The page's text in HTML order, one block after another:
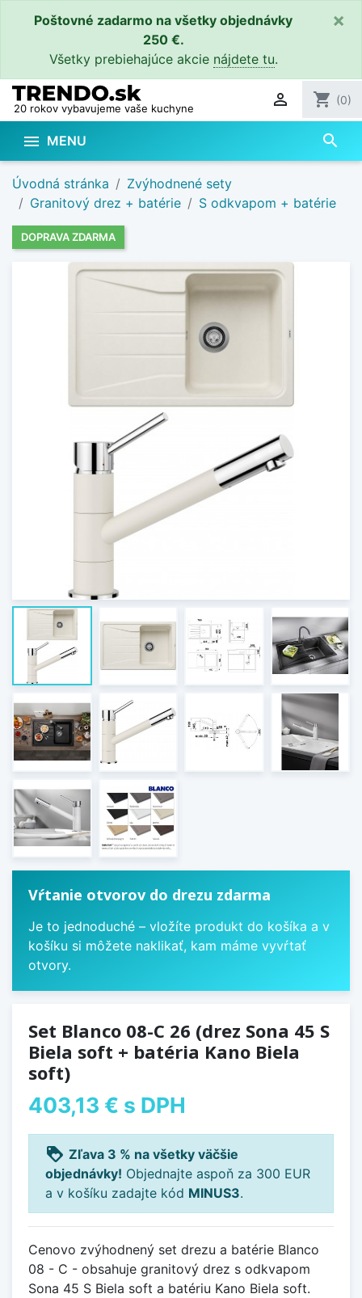
Poštovné zadarmo na všetky objednávky
250 €.
Všetky prebiehajúce akcie nájdete tu.
×
20 rokov vybavujeme vaše kuchyne  shopping_cart (0)
 MENU search
Úvodná stránka
Zvýhodnené sety
Granitový drez + batérie
S odkvapom + batérie
DOPRAVA ZDARMA
Vŕtanie otvorov do drezu zdarma
Je to jednoduché – vložíte produkt do košíka a v
košíku si môžete naklikať, kam máme vyvŕtať
otvory.
Set Blanco 08-C 26 (drez Sona 45 S
Biela soft + batéria Kano Biela
soft)
403,13 € s DPH
loyalty Zľava 3 % na všetky väčšie
objednávky! Objednajte aspoň za 300 EUR
a v košíku zadajte kód MINUS3.
Cenovo zvýhodnený set drezu a batérie Blanco
08 - C - obsahuje granitový drez s odkvapom
Sona 45 S Biela soft a batériu Kano Biela soft.